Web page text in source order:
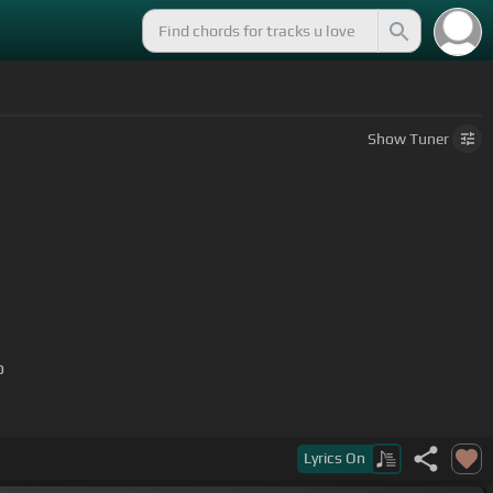
ShowTuner
Lyrics On